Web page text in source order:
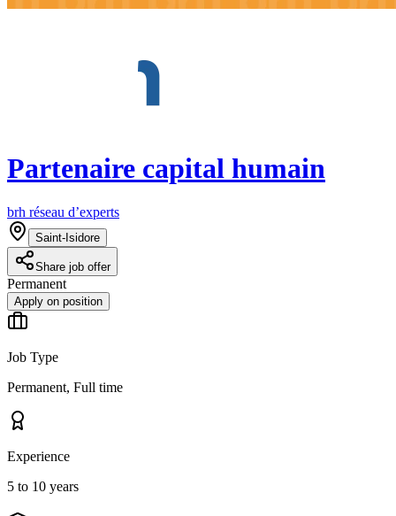
Partenaire capital humain
brh réseau d’experts
Saint-Isidore
Share job offer
Permanent
Apply on position
Job Type
Permanent, Full time
Experience
5 to 10 years